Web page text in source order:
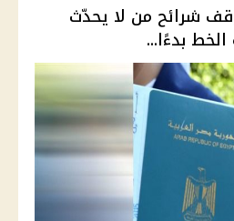
شرائح من لا يحدّث
الخط بدءًا...